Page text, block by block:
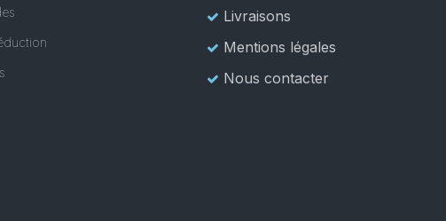
Livraisons
Mentions légales
Nous contacter